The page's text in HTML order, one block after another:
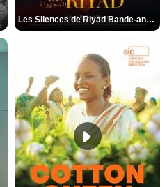
Les Silences de Riyad Bande-annonce VO STFR